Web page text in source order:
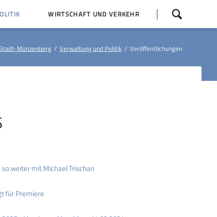
überspringen
WIRTSCHAFT UND VERKEHR
Münzenberg Verwaltung und Politik Veröffentlichungen
weiter mit Michael Trischan
für Premiere